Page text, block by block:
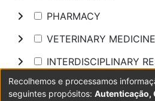
PHARMACY
VETERINARY MEDICINE
INTERDISCIPLINARY
Pesquisar
Recolhemos e processamos
seguintes propósitos: Autenticação,